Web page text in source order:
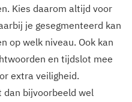
Kies daarom altijd voor
je gesegmenteerd kan
op welk niveau. Ook kan
en tijdslot mee
extra veiligheid.
bijvoorbeeld wel